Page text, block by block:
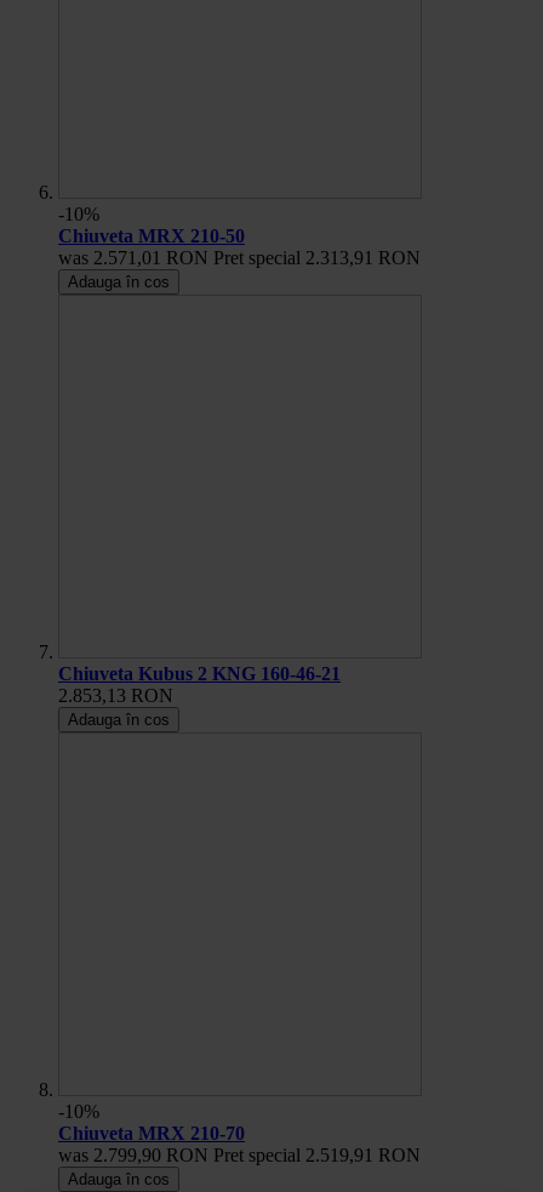
-10%
Chiuveta MRX 210-50
was 2.571,01 RON Pret special 2.313,91 RON
Adauga în cos
Chiuveta Kubus 2 KNG 160-46-21
2.853,13 RON
Adauga în cos
-10%
Chiuveta MRX 210-70
was 2.799,90 RON Pret special 2.519,91 RON
Adauga în cos